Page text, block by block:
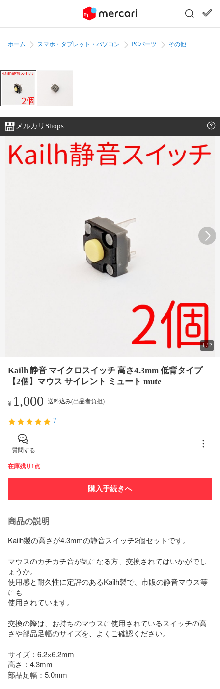
ホーム スマホ・タブレット・パソコン PCパーツ その他
メルカリShops
1 /2
Kailh 静音 マイクロスイッチ 高さ4.3mm 低背タイプ
【2個】マウス サイレント ミュート mute
¥ 1,000 送料込み(出品者負担)
7
質問する
在庫残り1点
購入手続きへ
商品の説明
Kailh製の高さが4.3mmの静音スイッチ2個セットです。
マウスのカチカチ音が気になる方、交換されてはいかがでし
ょうか。
使用感と耐久性に定評のあるKailh製で、市販の静音マウス等
にも
使用されています。
交換の際は、お持ちのマウスに使用されているスイッチの高
さや部品足幅のサイズを、よくご確認ください。
サイズ：6.2×6.2mm
高さ：4.3mm
部品足幅：5.0mm